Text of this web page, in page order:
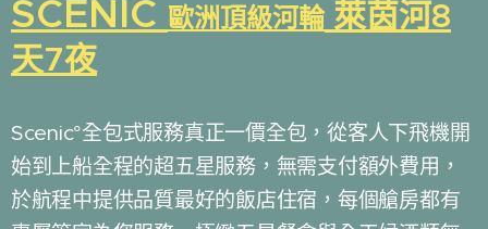
SCENIC 歐洲頂級河輪萊茵河8
天7夜
Scenic°全包式服務真正一價全包，從客人下飛機開
始到上船全程的超五星服務，無需支付額外費用，
於航程中提供品質最好的飯店住宿，每個艙房都有